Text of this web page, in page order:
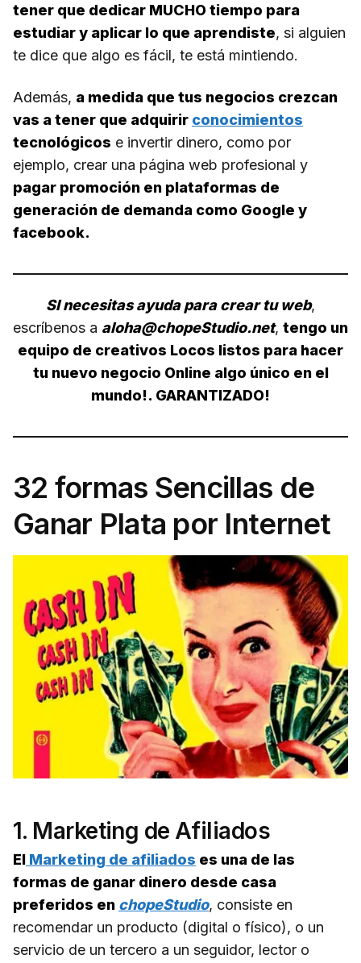
tener que dedicar MUCHO tiempo para
estudiar y aplicar lo que aprendiste, si alguien
te dice que algo es fácil, te está mintiendo.
Además, a medida que tus negocios crezcan
vas a tener que adquirir conocimientos
tecnológicos e invertir dinero, como por
ejemplo, crear una página web profesional y
pagar promoción en plataformas de
generación de demanda como Google y
facebook.
SI necesitas ayuda para crear tu web,
escríbenos a aloha@chopeStudio.net, tengo un
equipo de creativos Locos listos para hacer
tu nuevo negocio Online algo único en el
mundo!. GARANTIZADO!
32 formas Sencillas de
Ganar Plata por Internet
1. Marketing de Afiliados
El Marketing de afiliados es una de las
formas de ganar dinero desde casa
preferidos en chopeStudio, consiste en
recomendar un producto (digital o físico), o un
servicio de un tercero a un seguidor, lector o